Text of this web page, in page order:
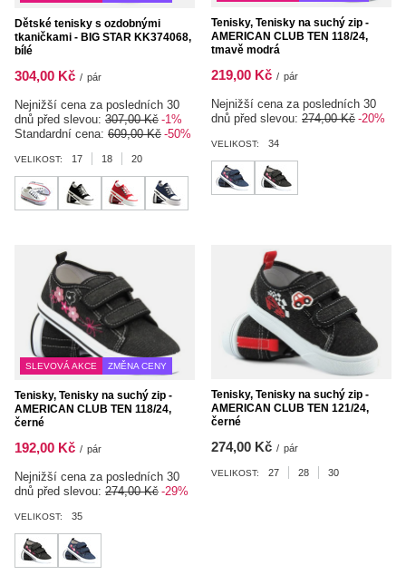
Dětské tenisky s ozdobnými
tkaničkami - BIG STAR KK374068,
bílé
304,00 Kč / pár
Nejnižší cena za posledních 30
dnů před slevou: 307,00 Kč -1%
Standardní cena: 609,00 Kč -50%
VELIKOST: 17 18 20
Tenisky, Tenisky na suchý zip -
AMERICAN CLUB TEN 118/24,
tmavě modrá
219,00 Kč / pár
Nejnižší cena za posledních 30
dnů před slevou: 274,00 Kč -20%
VELIKOST: 34
SLEVOVÁ AKCE ZMĚNA CENY
Tenisky, Tenisky na suchý zip -
AMERICAN CLUB TEN 118/24,
černé
192,00 Kč / pár
Nejnižší cena za posledních 30
dnů před slevou: 274,00 Kč -29%
VELIKOST: 35
Tenisky, Tenisky na suchý zip -
AMERICAN CLUB TEN 121/24,
černé
274,00 Kč / pár
VELIKOST: 27 28 30